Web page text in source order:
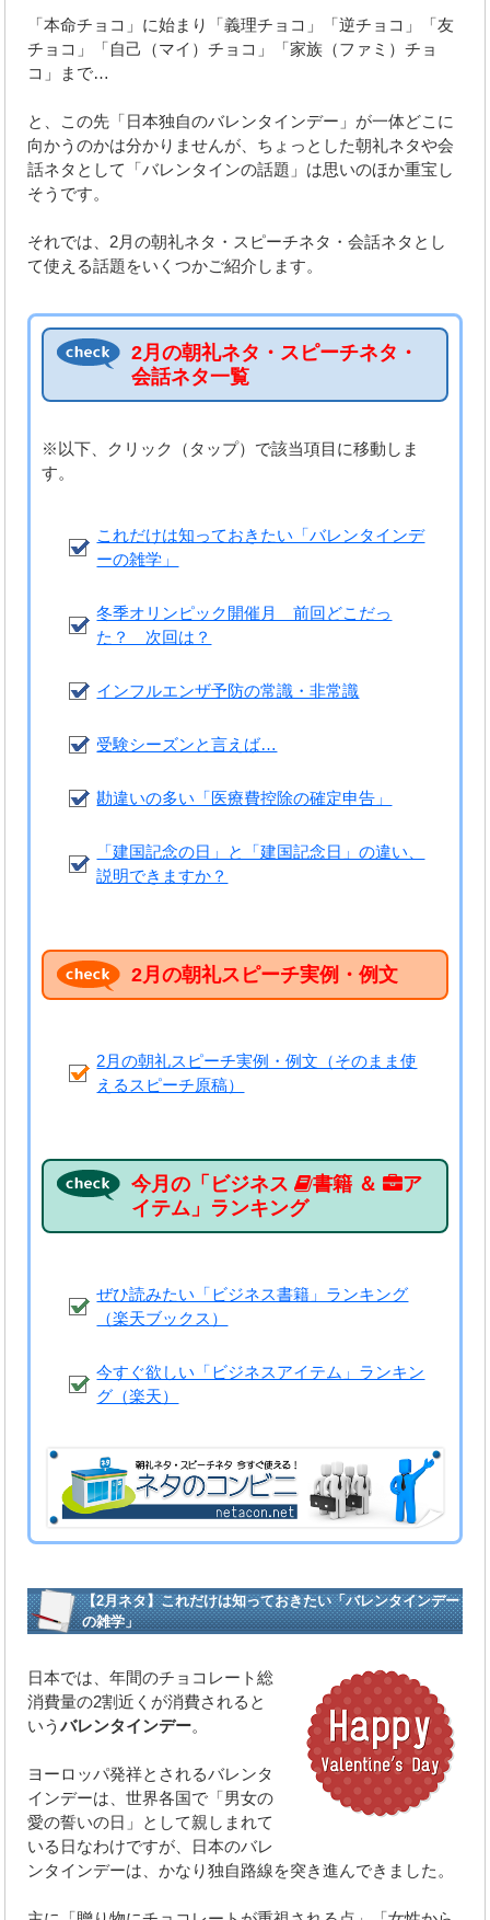
「本命チョコ」に始まり「義理チョコ」「逆チョコ」「友
チョコ」「自己（マイ）チョコ」「家族（ファミ）チョ
コ」まで…
と、この先「日本独自のバレンタインデー」が一体どこに
向かうのかは分かりませんが、ちょっとした朝礼ネタや会
話ネタとして「バレンタインの話題」は思いのほか重宝し
そうです。
それでは、2月の朝礼ネタ・スピーチネタ・会話ネタとし
て使える話題をいくつかご紹介します。
2月の朝礼ネタ・スピーチネタ・
会話ネタ一覧
※以下、クリック（タップ）で該当項目に移動しま
す。
これだけは知っておきたい「バレンタインデ
ーの雑学」
冬季オリンピック開催月 前回どこだっ
た？ 次回は？
インフルエンザ予防の常識・非常識
受験シーズンと言えば…
勘違いの多い「医療費控除の確定申告」
「建国記念の日」と「建国記念日」の違い、
説明できますか？
2月の朝礼スピーチ実例・例文
2月の朝礼スピーチ実例・例文（そのまま使
えるスピーチ原稿）
今月の「ビジネス 書籍 ＆
ア
イテム」ランキング
ぜひ読みたい「ビジネス書籍」ランキング
（楽天ブックス）
今すぐ欲しい「ビジネスアイテム」ランキン
グ（楽天）
【2月ネタ】これだけは知っておきたい「バレンタインデー
の雑学」
日本では、年間のチョコレート総
消費量の2割近くが消費されると
いうバレンタインデー。
ヨーロッパ発祥とされるバレンタ
インデーは、世界各国で「男女の
愛の誓いの日」として親しまれて
いる日なわけですが、日本のバレ
ンタインデーは、かなり独自路線を突き進んできました。